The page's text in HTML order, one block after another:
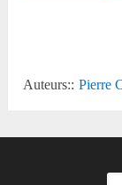
Auteurs:: Pierre